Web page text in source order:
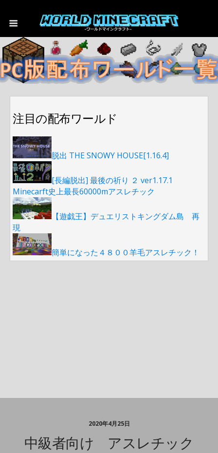
注目の配布ワールド
脱出 THE SNOWY HOUSE[1.16.4]
[長編脱出] 最後の祈り ２ ver1.17.1
Minecarft史上最長60000mアスレチック
【遊戯王】デュエリストキングダム島 再
現
簡単になった４８００羊毛アスレチック！
2020年4月25日
中級者向け アスレチック